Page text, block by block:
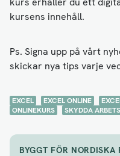
kursens innehåll.
Ps. Signa upp på vårt
skickar nya tips varje
EXCEL EXCEL ONLINE
ONLINEKURS
SKYDDA
BYGGT FÖR NORDISKA